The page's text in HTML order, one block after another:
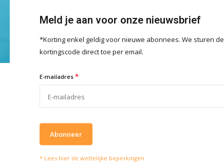
Meld je aan voor onze nieuwsbrief
*Korting enkel geldig voor nieuwe abonnees. We sturen de
kortingscode direct toe per email.
E-mailadres *
Abonneer
* Lees hier de wettelijke beperkingen